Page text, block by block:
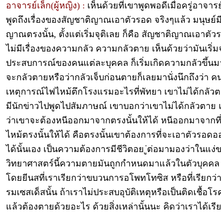
อาจารย์เล็ก(ผู้หญิง) : เห็นด้วยที่เขาพูดพอดีเมื่อครู่อาจา
พูดถึงเรื่องของสัญชาติญาณเอาตัวรอด จริงๆแล้ว มนุษ
ญาณตรงนั้น, ตั้งแต่เริ่มจุติเลย ก็คือ สัญชาติญาณเอาตัว
ไม่มีเรื่องของความกลัว ความกลัวตาย เห็นด้วยว่ามันเริ่
ประสบการณ์ของคนแต่ละบุคคล ก็เริ่มเกิดความกลัวขึ้น
จะกลัวตายหรือว่ากลัวเจ็บก่อนตายก็เลยมานั่งนึกถึงว่า ค
เหตุการณ์ไฟไหม้ตึกโรงแรมอะไรที่พัทยา เขาไม่ได้กลัว
มีนักข่าวไปพูดไปสัมภาษณ์ เขาบอกว่าเขาไม่ได้กลัวตาย
ว่าเขาจะต้องหนีออกมาจากตรงนั้นให้ได้ หนีออกมาจาก
ไหม้ตรงนั้นให้ได้ คือตรงนั้นเขาต้องการที่จะเอาตัวรอดอ
ได้นั้นเอง เป็นความต้องการมีชีวิตอย ู่ต่อมามองว่าในแง่
วิทยาศาสตร์นี้ความตายมันถูกกำหนดมาแล้วในตัวบุคค
โดยยีนสที่เราเรียกว่าขบวนการอโพทโทซิส หรือที่เรียกว่
รมเซสเด็สนั้น ถ้าเราไม่ประสบอุบัติเหตุหรือเป็นติดเชื้อโร
แล้วต้องตายด้วยอะไร ด้วยสิ่งเหล่านั้นนะ คิดว่าเราได้เรี